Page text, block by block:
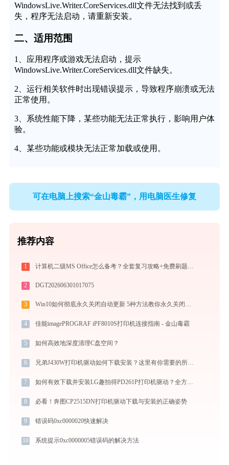
WindowsLive.Writer.CoreServices.dll文件无法找到或丢
失，程序无法启动，请重新安装。
二、适用范围
1、应用程序或游戏无法启动，提示
WindowsLive.Writer.CoreServices.dll文件缺失。
2、运行相关软件时出现错误提示，导致程序崩溃或无法
正常使用。
3、系统性能下降，某些功能无法正常执行，影响用户体
验。
4、某些功能或模块无法正常加载或使用。
可在电脑上搜索“金山毒霸”，用电脑医生修复
推荐内容
1 计算机二级MS Office怎么备考？全套复习攻略+免费刷题工具推荐
2 DGT202606301017075
3 Win10如何彻底永久关闭自动更新 5种方法教你永久关闭win10自动更新
4 佳能imagePROGRAF iPF8010S打印机连接指南 - 金山毒霸
5 如何高效地深度清理C盘空间？
6 兄弟J430W打印机驱动如何下载安装？这里有你需要的所有信息
7 如何有效下载并安装LG趣拍得PD261P打印机驱动？全方位指导手册
8 必看！奔图CP2515DN打印机驱动下载与安装的正确姿势
9 错误码0xc0000020快速解决
10 系统提示0xc0000005错误码的解决方法